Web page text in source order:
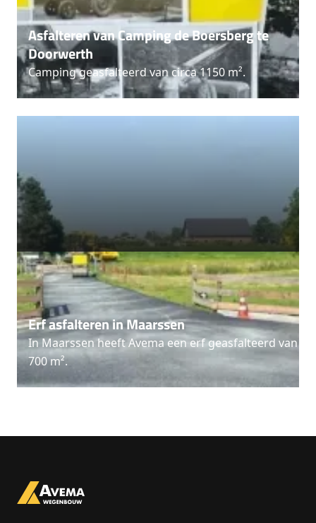
Asfalteren van Camping de Boersberg te
Doorwerth
Camping geasfalteerd van circa 1150 m².
Erf asfalteren in Maarssen
In Maarssen heeft Avema een erf geasfalteerd van
700 m².